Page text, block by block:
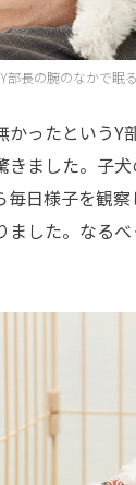
部長の腕のなかで眠
ったというY
ました。子
日様子を観
した。なる